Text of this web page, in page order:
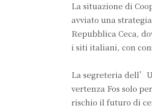
La situazione di
avviato una
Repubblica Ceca,
i siti italiani, con
La segreteria
vertenza Fos solo
rischio il futuro di